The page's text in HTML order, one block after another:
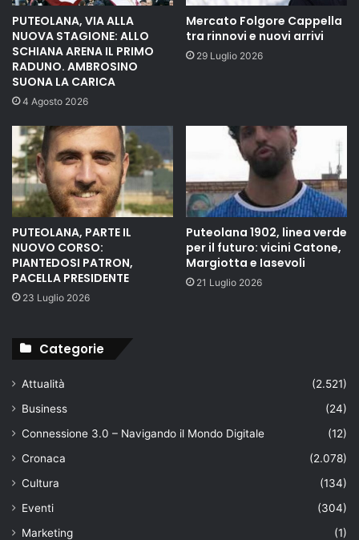
PUTEOLANA, VIA ALLA
NUOVA STAGIONE: ALLO
SCHIANA ARENA IL PRIMO
RADUNO. AMBROSINO
SUONA LA CARICA
4 Agosto 2026
Mercato Folgore Cappella
tra rinnovi e nuovi arrivi
29 Luglio 2026
PUTEOLANA, PARTE IL
NUOVO CORSO:
PIANTEDOSI PATRON,
PACELLA PRESIDENTE
23 Luglio 2026
Puteolana 1902, linea verde
per il futuro: vicini Catone,
Margiotta e Iasevoli
21 Luglio 2026
Categorie
Attualità
(2.521)
Business
(24)
Connessione 3.0 – Navigando il Mondo Digitale
(12)
Cronaca
(2.078)
Cultura
(134)
Eventi
(304)
Marketing
(1)